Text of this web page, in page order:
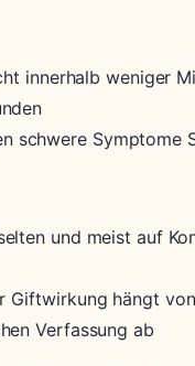
innerhalb weniger
schwere Symptome
und meist auf
Giftwirkung hängt
Verfassung ab